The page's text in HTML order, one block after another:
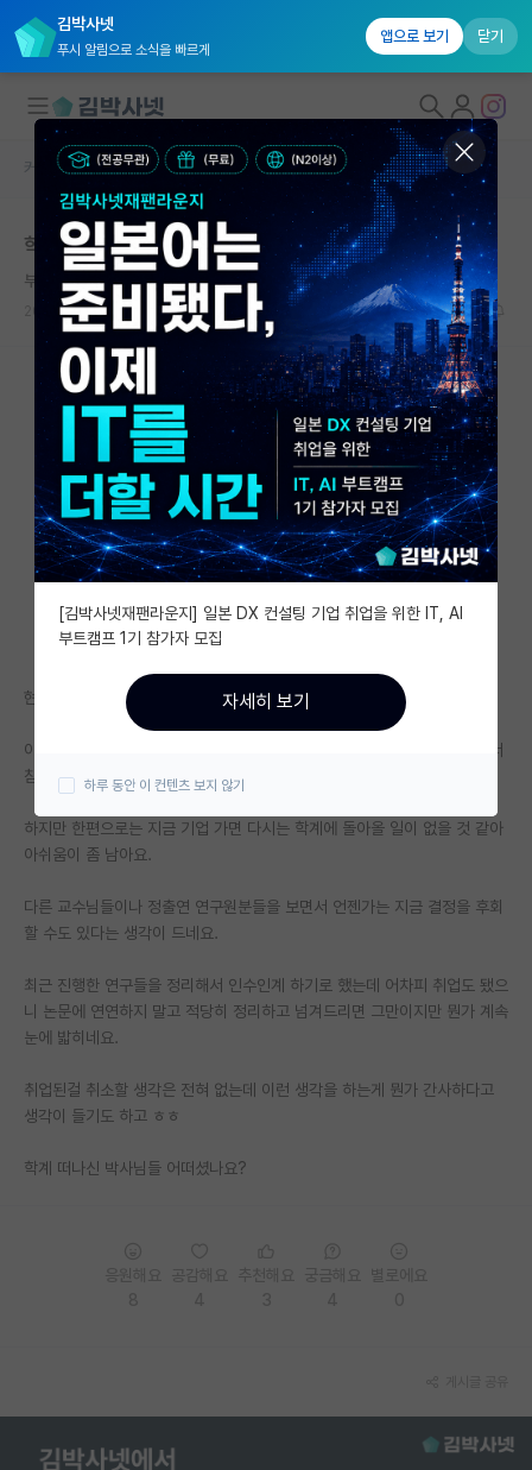
김박사넷
푸시 알림으로 소식을 빠르게
앱으로 보기 닫기
대학원생 모집
국내대학원 정보
연구실&오픈랩
커뮤니티
커뮤니티 홈
전체글보기
베스트 게시판
IF 명예의전당
자유 게시판(아무개랩)
미국 유학 게시판
미국 대학원 합격 후기 게시판
대학원생 모집 게시판
연구실(PI) 홍보 게시판
석박사 채용 정보 게시판
임용 정보 게시판
취업 게시판
PI 전용 게시판
커뮤니티 홈 자유 게시판(아무개랩)
학계를 떠나고 기업 가신 박사님들 후회는 없으신가요?
부지런한 우장춘
2025.06.23 33 10567
현재 포닥을 진행 중인 박사인데 한 기업에 취업이 됐습니다.
이런 취업난에 제가 그동안 연구했던 것과 핏이 잘 맞는 직무에 취업이 되서
참 기쁩니다.
하지만 한편으로는 지금 기업 가면 다시는 학계에 돌아올 일이 없을 것 같아
아쉬움이 좀 남아요.
다른 교수님들이나 정출연 연구원분들을 보면서 언젠가는 지금 결정을 후회
할 수도 있다는 생각이 드네요.
최근 진행한 연구들을 정리해서 인수인계 하기로 했는데 어차피 취업도 됐으
니 논문에 연연하지 말고 적당히 정리하고 넘겨드리면 그만이지만 뭔가 계속
눈에 밟히네요.
취업된걸 취소할 생각은 전혀 없는데 이런 생각을 하는게 뭔가 간사하다고
생각이 들기도 하고 ㅎㅎ
학계 떠나신 박사님들 어떠셨나요?
[김박사넷재팬라운지] 일본 DX 컨설팅 기업 취업을 위한 IT, AI
부트캠프 1기 참가자 모집
자세히 보기
하루 동안 이 컨텐츠 보지 않기